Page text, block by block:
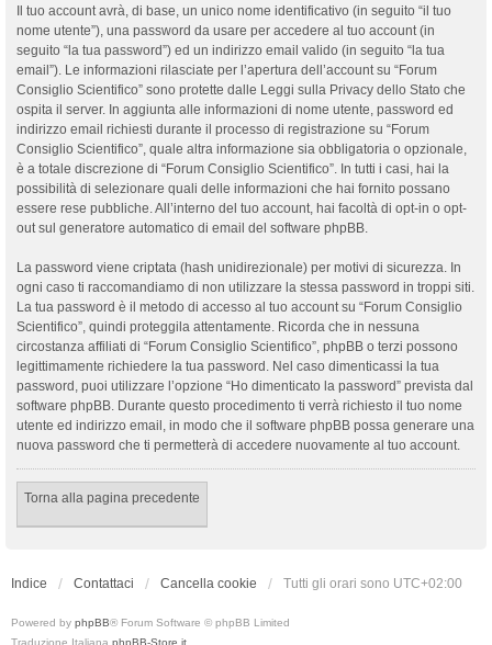
Il tuo account avrà, di base, un unico nome identificativo (in seguito “il tuo
nome utente”), una password da usare per accedere al tuo account (in
seguito “la tua password”) ed un indirizzo email valido (in seguito “la tua
email”). Le informazioni rilasciate per l’apertura dell’account su “Forum
Consiglio Scientifico” sono protette dalle Leggi sulla Privacy dello Stato che
ospita il server. In aggiunta alle informazioni di nome utente, password ed
indirizzo email richiesti durante il processo di registrazione su “Forum
Consiglio Scientifico”, quale altra informazione sia obbligatoria o opzionale,
è a totale discrezione di “Forum Consiglio Scientifico”. In tutti i casi, hai la
possibilità di selezionare quali delle informazioni che hai fornito possano
essere rese pubbliche. All’interno del tuo account, hai facoltà di opt-in o opt-
out sul generatore automatico di email del software phpBB.
La password viene criptata (hash unidirezionale) per motivi di sicurezza. In
ogni caso ti raccomandiamo di non utilizzare la stessa password in troppi siti.
La tua password è il metodo di accesso al tuo account su “Forum Consiglio
Scientifico”, quindi proteggila attentamente. Ricorda che in nessuna
circostanza affiliati di “Forum Consiglio Scientifico”, phpBB o terzi possono
legittimamente richiedere la tua password. Nel caso dimenticassi la tua
password, puoi utilizzare l’opzione “Ho dimenticato la password” prevista dal
software phpBB. Durante questo procedimento ti verrà richiesto il tuo nome
utente ed indirizzo email, in modo che il software phpBB possa generare una
nuova password che ti permetterà di accedere nuovamente al tuo account.
Torna alla pagina precedente
Indice Contattaci Cancella cookie Tutti gli orari sono UTC+02:00
Powered by phpBB® Forum Software © phpBB Limited
Traduzione Italiana phpBB-Store.it